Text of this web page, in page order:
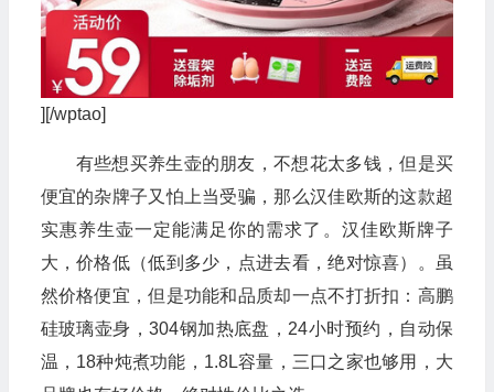
][/wptao]
有些想买养生壶的朋友，不想花太多钱，但是买
便宜的杂牌子又怕上当受骗，那么汉佳欧斯的这款超
实惠养生壶一定能满足你的需求了。汉佳欧斯牌子
大，价格低（低到多少，点进去看，绝对惊喜）。虽
然价格便宜，但是功能和品质却一点不打折扣：高鹏
硅玻璃壶身，304钢加热底盘，24小时预约，自动保
温，18种炖煮功能，1.8L容量，三口之家也够用，大